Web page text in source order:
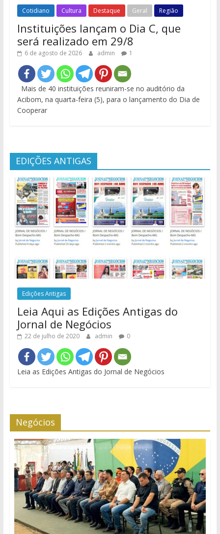
Cotidiano Cultura Destaque Geral Região
Instituições lançam o Dia C, que
será realizado em 29/8
6 de agosto de 2026 admin 1
Mais de 40 instituições reuniram-se no auditório da
Acibom, na quarta-feira (5), para o lançamento do Dia de
Cooperar
EDIÇÕES ANTIGAS
Edições Antigas
Leia Aqui as Edições Antigas do
Jornal de Negócios
22 de julho de 2020 admin 0
Leia as Edições Antigas do Jornal de Negócios
Negócios